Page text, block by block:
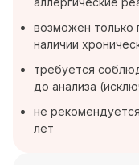
возможен только
наличии
требуется
до анализа
не
лет